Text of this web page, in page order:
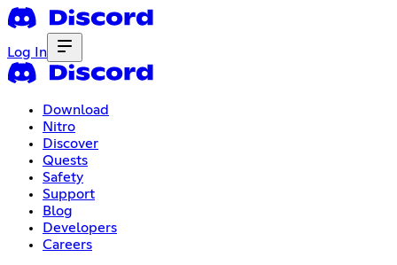
Log In
Download
Nitro
Discover
Quests
Safety
Support
Blog
Developers
Careers